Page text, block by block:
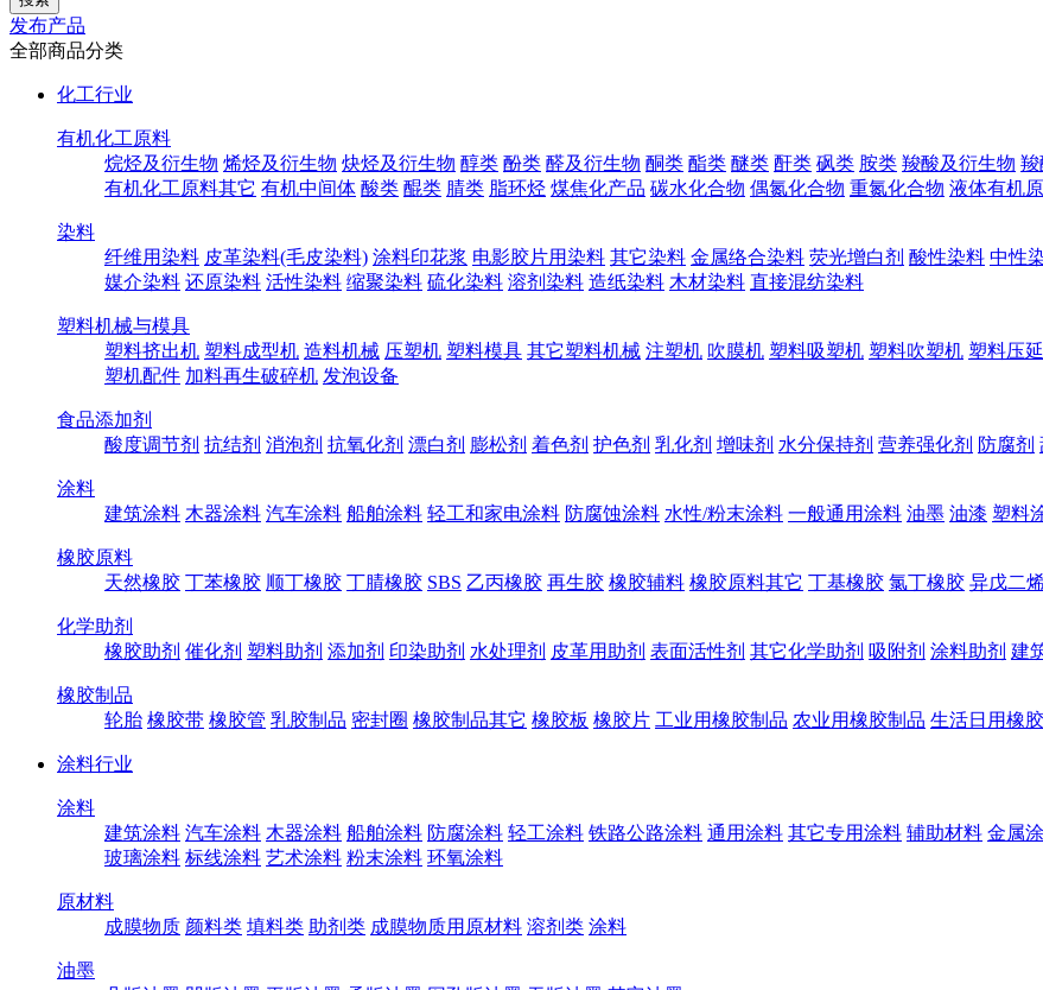
发布产品
全部商品分类
化工行业
有机化工原料
烷烃及衍生物 烯烃及衍生物 炔烃及衍生物 醇类 酚类 醛及衍生物 酮类 酯类 醚类 酐类 砜类 胺类 羧酸及衍生物 羧
有机化工原料其它 有机中间体 酸类 醌类 腈类 脂环烃 煤焦化产品 碳水化合物 偶氮化合物 重氮化合物 液体有机
染料
纤维用染料 皮革染料(毛皮染料) 涂料印花浆 电影胶片用染料 其它染料 金属络合染料 荧光增白剂 酸性染料 中性
媒介染料 还原染料 活性染料 缩聚染料 硫化染料 溶剂染料 造纸染料 木材染料 直接混纺染料
塑料机械与模具
塑料挤出机 塑料成型机 造料机械 压塑机 塑料模具 其它塑料机械 注塑机 吹膜机 塑料吸塑机 塑料吹塑机 塑料压
塑机配件 加料再生破碎机 发泡设备
食品添加剂
酸度调节剂 抗结剂 消泡剂 抗氧化剂 漂白剂 膨松剂 着色剂 护色剂 乳化剂 增味剂 水分保持剂 营养强化剂 防腐剂
涂料
建筑涂料 木器涂料 汽车涂料 船舶涂料 轻工和家电涂料 防腐蚀涂料 水性/粉末涂料 一般通用涂料 油墨 油漆 塑料
橡胶原料
天然橡胶 丁苯橡胶 顺丁橡胶 丁腈橡胶 SBS 乙丙橡胶 再生胶 橡胶辅料 橡胶原料其它 丁基橡胶 氯丁橡胶 异戊二
化学助剂
橡胶助剂 催化剂 塑料助剂 添加剂 印染助剂 水处理剂 皮革用助剂 表面活性剂 其它化学助剂 吸附剂 涂料助剂 建
橡胶制品
轮胎 橡胶带 橡胶管 乳胶制品 密封圈 橡胶制品其它 橡胶板 橡胶片 工业用橡胶制品 农业用橡胶制品 生活日用橡
涂料行业
涂料
建筑涂料 汽车涂料 木器涂料 船舶涂料 防腐涂料 轻工涂料 铁路公路涂料 通用涂料 其它专用涂料 辅助材料 金属
玻璃涂料 标线涂料 艺术涂料 粉末涂料 环氧涂料
原材料
成膜物质 颜料类 填料类 助剂类 成膜物质用原材料 溶剂类 涂料
油墨